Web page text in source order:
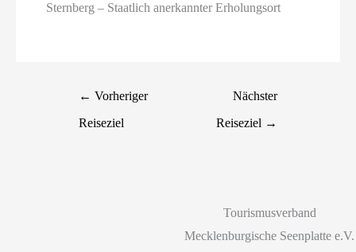
Sternberg – Staatlich anerkannter Erholungsort
← Vorheriger
Reiseziel
Nächster
Reiseziel →
Tourismusverband
Mecklenburgische Seenplatte e.V.